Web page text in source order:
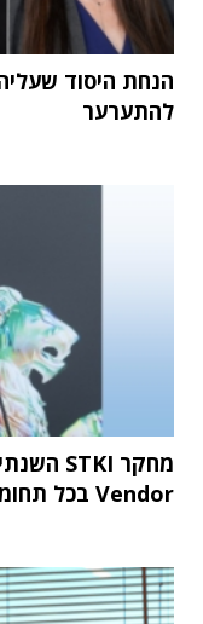
הנחת היסוד
להתערער
Vendor בכל תחומי שוק ה-IT